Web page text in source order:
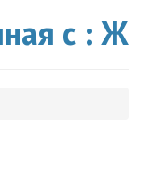
с : Ж